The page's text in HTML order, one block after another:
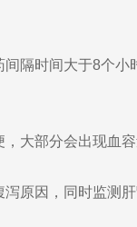
隔时间大于8个
大部分会出现血
原因，同时监测